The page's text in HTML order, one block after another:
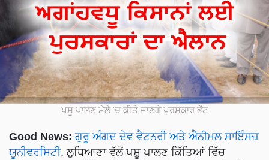
ਪਸ਼ੂ ਪਾਲਣ ਮੇਲੇ 'ਚ ਕੀਤੇ ਜਾਣਗੇ ਪੁਰਸਕਾਰ ਭੇਂਟ
Good News: ਗੁਰੂ ਅੰਗਦ ਦੇਵ ਵੈਟਨਰੀ ਅਤੇ ਐਨੀਮਲ ਸਾਇੰਸਜ਼
ਯੂਨੀਵਰਸਿਟੀ, ਲੁਧਿਆਣਾ ਵੱਲੋਂ ਪਸ਼ੂ ਪਾਲਣ ਕਿੱਤਿਆਂ ਵਿੱਚ